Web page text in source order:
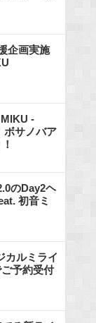
企画実施
-
ボサノバア
のDay2ヘ
初音ミ
カルミライ
予約受付